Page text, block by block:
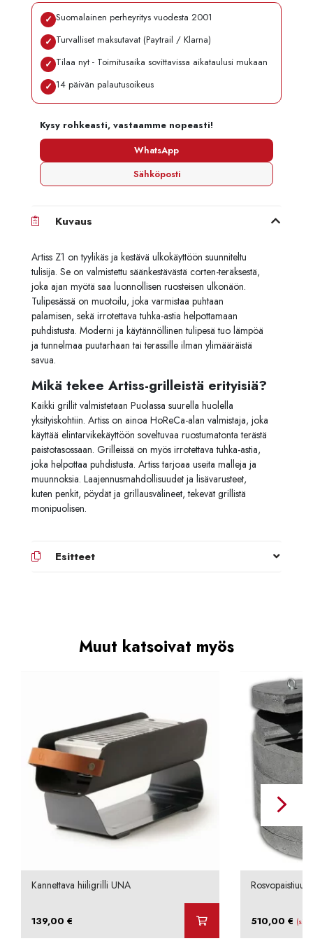
✓ Suomalainen perheyritys vuodesta 2001
✓ Turvalliset maksutavat (Paytrail / Klarna)
✓ Tilaa nyt - Toimitusaika sovittavissa aikataulusi mukaan
✓ 14 päivän palautusoikeus
Kysy rohkeasti, vastaamme nopeasti!
WhatsApp
Sähköposti
Kuvaus
Artiss Z1 on tyylikäs ja kestävä ulkokäyttöön suunniteltu
tulisija. Se on valmistettu säänkestävästä corten-teräksestä,
joka ajan myötä saa luonnollisen ruosteisen ulkonäön.
Tulipesässä on muotoilu, joka varmistaa puhtaan
palamisen, sekä irrotettava tuhka-astia helpottamaan
puhdistusta. Moderni ja käytännöllinen tulipesä tuo lämpöä
ja tunnelmaa puutarhaan tai terassille ilman ylimääräistä
savua.
Mikä tekee Artiss-grilleistä erityisiä?
Kaikki grillit valmistetaan Puolassa suurella huolella
yksityiskohtiin. Artiss on ainoa HoReCa-alan valmistaja, joka
käyttää elintarvikekäyttöön soveltuvaa ruostumatonta terästä
paistotasossaan. Grilleissä on myös irrotettava tuhka-astia,
joka helpottaa puhdistusta. Artiss tarjoaa useita malleja ja
muunnoksia. Laajennusmahdollisuudet ja lisävarusteet,
kuten penkit, pöydät ja grillausvälineet, tekevät grillistä
monipuolisen.
Esitteet
Muut katsoivat myös
Kannettava hiiligrilli UNA
139,00€ 510,00 € (sis.